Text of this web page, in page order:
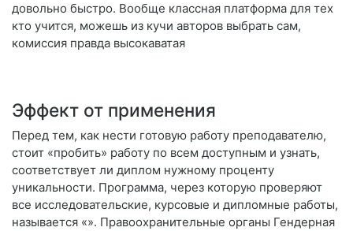
довольно быстро. Вообще классная платформа для тех
кто учится, можешь из кучи авторов выбрать сам,
комиссия правда высокаватая
Эффект от применения
Перед тем, как нести готовую работу преподавателю,
стоит «пробить» работу по всем доступным и узнать,
соответствует ли диплом нужному проценту
уникальности. Программа, через которую проверяют
все исследовательские, курсовые и дипломные работы,
называется «». Правоохранительные органы Гендерная